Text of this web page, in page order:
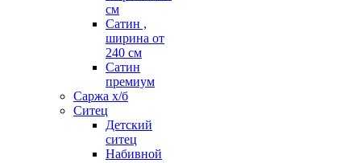
см
Сатин ,
ширина от
240 см
Сатин
премиум
Саржа х/б
Ситец
Детский
ситец
Набивной